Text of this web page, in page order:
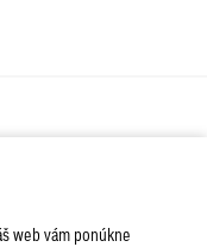
web vám ponúkne